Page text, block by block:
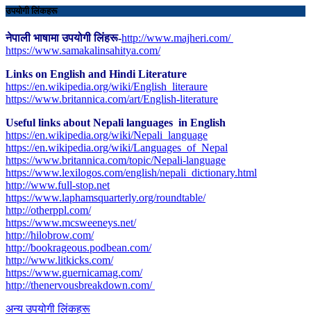
उपयोगी लिंकहरू
नेपाली भाषामा उपयोगी लिंहरू-http://www.majheri.com/
https://www.samakalinsahitya.com/
Links on English and Hindi Literature
https://en.wikipedia.org/wiki/English_literaure
https://www.britannica.com/art/English-literature
Useful links about Nepali languages in English
https://en.wikipedia.org/wiki/Nepali_language
https://en.wikipedia.org/wiki/Languages_of_Nepal
https://www.britannica.com/topic/Nepali-language
https://www.lexilogos.com/english/nepali_dictionary.html
​http://www.full-stop.net
https://www.laphamsquarterly.org/roundtable/
http://otherppl.com/
https://www.mcsweeneys.net/
http://hilobrow.com/
http://bookrageous.podbean.com/
http://www.litkicks.com/
https://www.guernicamag.com/
http://thenervousbreakdown.com/
अन्य उपयोगी लिंकहरू